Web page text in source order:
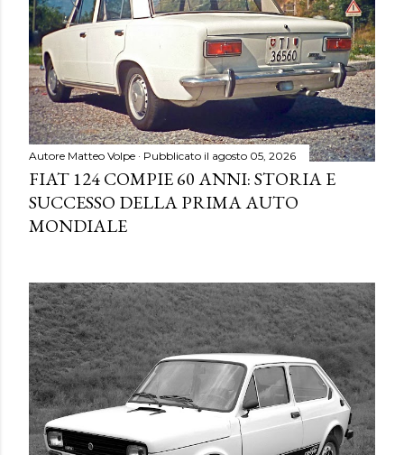
Autore Matteo Volpe Pubblicato il agosto 05, 2026
FIAT 124 COMPIE 60 ANNI: STORIA E
SUCCESSO DELLA PRIMA AUTO
MONDIALE